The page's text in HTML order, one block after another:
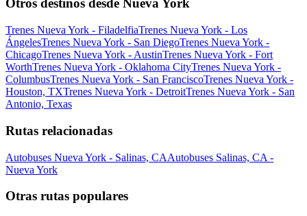
Otros destinos desde Nueva York
Trenes Nueva York - FiladelfiaTrenes Nueva York - Los
ÁngelesTrenes Nueva York - San DiegoTrenes Nueva York -
ChicagoTrenes Nueva York - AustinTrenes Nueva York - Fort
WorthTrenes Nueva York - Oklahoma CityTrenes Nueva York -
ColumbusTrenes Nueva York - San FranciscoTrenes Nueva York -
Houston, TXTrenes Nueva York - DetroitTrenes Nueva York - San
Antonio, Texas
Rutas relacionadas
Autobuses Nueva York - Salinas, CAAutobuses Salinas, CA -
Nueva York
Otras rutas populares